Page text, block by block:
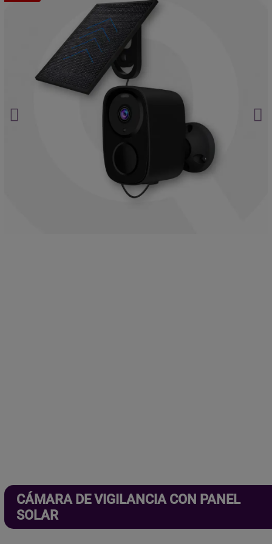
CÁMARA DE VIGILANCIA CON PANEL
SOLAR
protegen su privacidad
Mira sin ser visto.Haz clic aquí.
Asistencia postventa garantizada de por vida